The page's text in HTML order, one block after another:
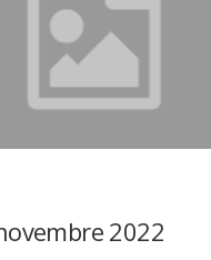
2022